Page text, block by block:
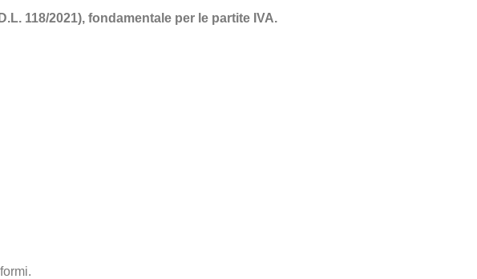
118/2021), fondamentale per le partite IVA.